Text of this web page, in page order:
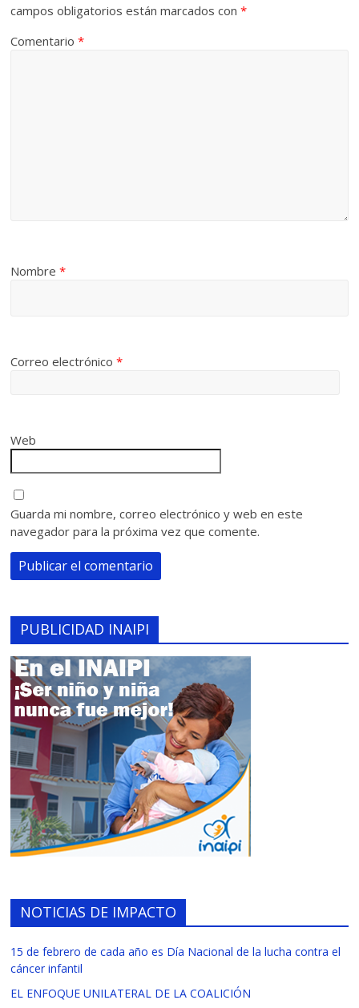
campos obligatorios están marcados con*
Comentario*
Nombre*
Correo electrónico*
Web
Guarda mi nombre, correo electrónico y web en este
navegador para la próxima vez que comente.
PUBLICIDAD INAIPI
NOTICIAS DE IMPACTO
15 de febrero de cada año es Día Nacional de la lucha contra el
cáncer infantil
EL ENFOQUE UNILATERAL DE LA COALICIÓN